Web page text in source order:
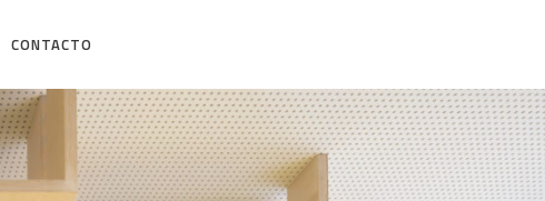
CONTACTO